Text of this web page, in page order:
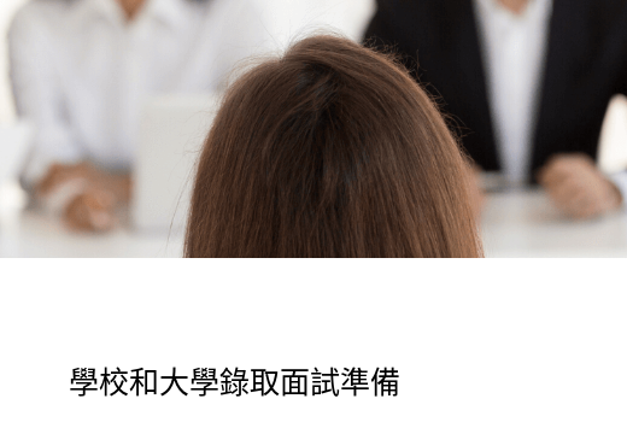
學校和大學錄取面試準備